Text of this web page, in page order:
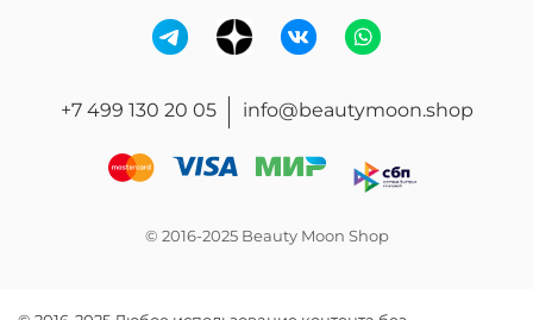
+7 499 130 20 05 info@beautymoon.shop
© 2016-2025 Beauty Moon Shop